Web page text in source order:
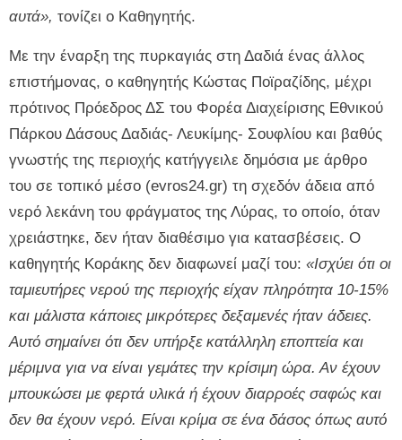
αυτά», τονίζει ο Καθηγητής.
Με την έναρξη της πυρκαγιάς στη Δαδιά ένας άλλος
επιστήμονας, ο καθηγητής Κώστας Ποϊραζίδης, μέχρι
πρότινος Πρόεδρος ΔΣ του Φορέα Διαχείρισης Εθνικού
Πάρκου Δάσους Δαδιάς- Λευκίμης- Σουφλίου και βαθύς
γνωστής της περιοχής κατήγγειλε δημόσια με άρθρο
του σε τοπικό μέσο (evros24.gr) τη σχεδόν άδεια από
νερό λεκάνη του φράγματος της Λύρας, το οποίο, όταν
χρειάστηκε, δεν ήταν διαθέσιμο για κατασβέσεις. Ο
καθηγητής Κοράκης δεν διαφωνεί μαζί του: «Ισχύει ότι οι
ταμιευτήρες νερού της περιοχής είχαν πληρότητα 10-15%
και μάλιστα κάποιες μικρότερες δεξαμενές ήταν άδειες.
Αυτό σημαίνει ότι δεν υπήρξε κατάλληλη εποπτεία και
μέριμνα για να είναι γεμάτες την κρίσιμη ώρα. Αν έχουν
μπουκώσει με φερτά υλικά ή έχουν διαρροές σαφώς και
δεν θα έχουν νερό. Είναι κρίμα σε ένα δάσος όπως αυτό